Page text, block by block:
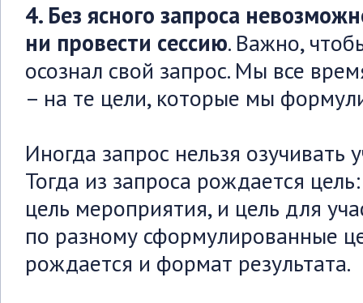
4. Без ясного запроса
ни провести сессию. Важно,
осознал свой запрос. Мы все
– на те цели, которые мы
Иногда запрос нельзя озучивать
Тогда из запроса рождается
цель мероприятия, и цель для
по разному сформулированные
рождается и формат результата.